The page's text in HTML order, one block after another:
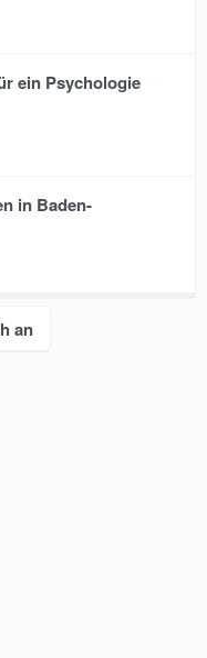
ein Psychologie
e
in Baden-
an